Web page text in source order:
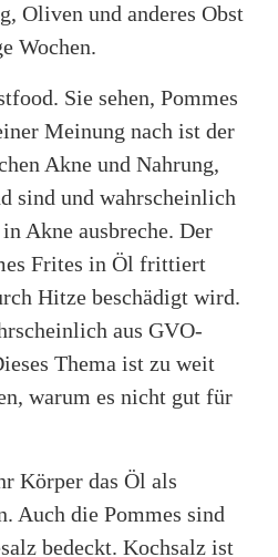
Oliven und anderes Obst
Wochen.
Sie sehen, Pommes
Meinung nach ist der
Akne und Nahrung,
sind und wahrscheinlich
Akne ausbreche. Der
Frites in Öl frittiert
Hitze beschädigt wird.
aus GVO-
Thema ist zu weit
warum es nicht gut für
Körper das Öl als
Auch die Pommes sind
bedeckt. Kochsalz ist